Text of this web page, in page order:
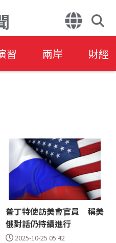
習 兩岸 財經
普丁特使訪美會官員 稱美
俄對話仍持續進行
2025-10-25 05:42